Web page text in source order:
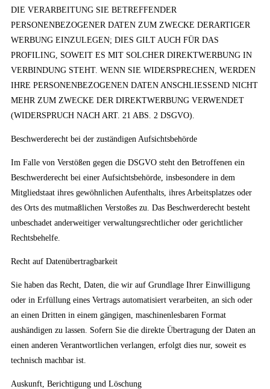
DIE VERARBEITUNG SIE BETREFFENDER
PERSONENBEZOGENER DATEN ZUM ZWECKE DERARTIGER
WERBUNG EINZULEGEN; DIES GILT AUCH FÜR DAS
PROFILING, SOWEIT ES MIT SOLCHER DIREKTWERBUNG IN
VERBINDUNG STEHT. WENN SIE WIDERSPRECHEN, WERDEN
IHRE PERSONENBEZOGENEN DATEN ANSCHLIESSEND NICHT
MEHR ZUM ZWECKE DER DIREKTWERBUNG VERWENDET
(WIDERSPRUCH NACH ART. 21 ABS. 2 DSGVO).
Beschwerderecht bei der zuständigen Aufsichtsbehörde
Im Falle von Verstößen gegen die DSGVO steht den Betroffenen ein
Beschwerderecht bei einer Aufsichtsbehörde, insbesondere in dem
Mitgliedstaat ihres gewöhnlichen Aufenthalts, ihres Arbeitsplatzes oder
des Orts des mutmaßlichen Verstoßes zu. Das Beschwerderecht besteht
unbeschadet anderweitiger verwaltungsrechtlicher oder gerichtlicher
Rechtsbehelfe.
Recht auf Datenübertragbarkeit
Sie haben das Recht, Daten, die wir auf Grundlage Ihrer Einwilligung
oder in Erfüllung eines Vertrags automatisiert verarbeiten, an sich oder
an einen Dritten in einem gängigen, maschinenlesbaren Format
aushändigen zu lassen. Sofern Sie die direkte Übertragung der Daten an
einen anderen Verantwortlichen verlangen, erfolgt dies nur, soweit es
technisch machbar ist.
Auskunft, Berichtigung und Löschung